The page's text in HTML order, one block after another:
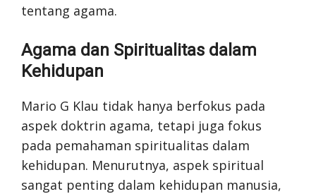
tentang agama.
Agama dan Spiritualitas dalam
Kehidupan
Mario G Klau tidak hanya berfokus pada
aspek doktrin agama, tetapi juga fokus
pada pemahaman spiritualitas dalam
kehidupan. Menurutnya, aspek spiritual
sangat penting dalam kehidupan manusia,